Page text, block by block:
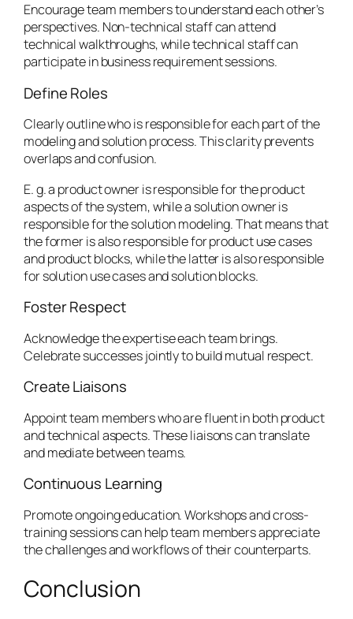
Encourage team members to understand each other’s
perspectives. Non-technical staff can attend
technical walkthroughs, while technical staff can
participate in business requirement sessions.
Define Roles
Clearly outline who is responsible for each part of the
modeling and solution process. This clarity prevents
overlaps and confusion.
E. g. a product owner is responsible for the product
aspects of the system, while a solution owner is
responsible for the solution modeling. That means that
the former is also responsible for product use cases
and product blocks, while the latter is also responsible
for solution use cases and solution blocks.
Foster Respect
Acknowledge the expertise each team brings.
Celebrate successes jointly to build mutual respect.
Create Liaisons
Appoint team members who are fluent in both product
and technical aspects. These liaisons can translate
and mediate between teams.
Continuous Learning
Promote ongoing education. Workshops and cross-
training sessions can help team members appreciate
the challenges and workflows of their counterparts.
Conclusion